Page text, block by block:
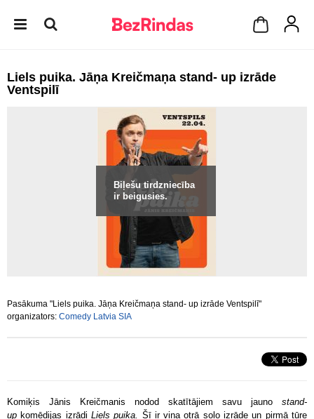
Liels puika. Jāņa Kreičmaņa stand- up izrāde
Ventspilī
Biļešu tirdzniecība
ir beigusies.
Pasākuma "Liels puika. Jāņa Kreičmaņa stand- up izrāde Ventspilī"
organizators: Comedy Latvia SIA
Komiķis Jānis Kreičmanis nodod skatītājiem savu jauno
stand-
up komēdijas izrādi Liels puika. Šī ir viņa otrā solo izrāde un pirmā tūre